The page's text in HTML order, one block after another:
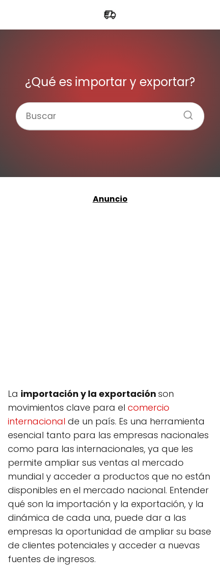
¿Qué es importar y exportar?
La importación y la exportación son
movimientos clave para el comercio
internacional de un país. Es una herramienta
esencial tanto para las empresas nacionales
como para las internacionales, ya que les
permite ampliar sus ventas al mercado
mundial y acceder a productos que no están
disponibles en el mercado nacional. Entender
qué son la importación y la exportación, y la
dinámica de cada una, puede dar a las
empresas la oportunidad de ampliar su base
de clientes potenciales y acceder a nuevas
fuentes de ingresos.